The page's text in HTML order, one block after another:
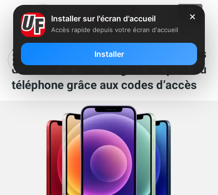
iPhone : des malfrats volent vos
données et votre argent en plus du
téléphone grâce aux codes d’accès
✕
Installer sur l'écran d'accueil
Accès rapide depuis votre écran d'accueil
Installer